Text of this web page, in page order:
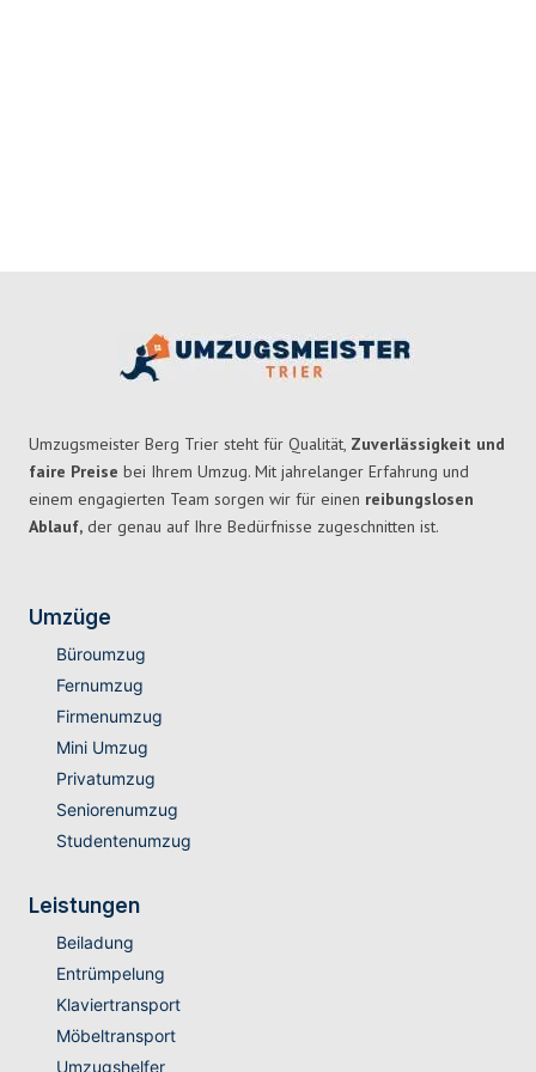
Umzugsmeister Berg Trier steht für Qualität, Zuverlässigkeit und
faire Preise bei Ihrem Umzug. Mit jahrelanger Erfahrung und
einem engagierten Team sorgen wir für einen reibungslosen
Ablauf, der genau auf Ihre Bedürfnisse zugeschnitten ist.
Umzüge
Büroumzug
Fernumzug
Firmenumzug
Mini Umzug
Privatumzug
Seniorenumzug
Studentenumzug
Leistungen
Beiladung
Entrümpelung
Klaviertransport
Möbeltransport
Umzugshelfer